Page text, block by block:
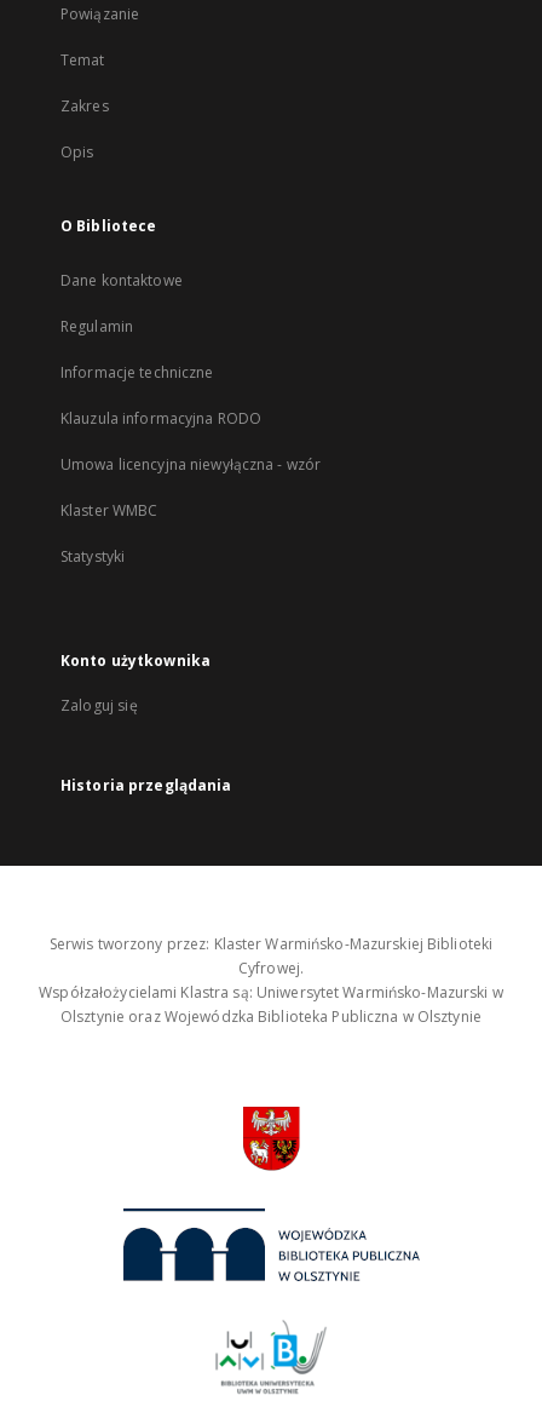
Powiązanie
Temat
Zakres
Opis
O Bibliotece
Dane kontaktowe
Regulamin
Informacje techniczne
Klauzula informacyjna RODO
Umowa licencyjna niewyłączna - wzór
Klaster WMBC
Statystyki
Konto użytkownika
Zaloguj się
Historia przeglądania
Serwis tworzony przez: Klaster Warmińsko-Mazurskiej Biblioteki
Cyfrowej.
Współzałożycielami Klastra są: Uniwersytet Warmińsko-Mazurski w
Olsztynie oraz Wojewódzka Biblioteka Publiczna w Olsztynie